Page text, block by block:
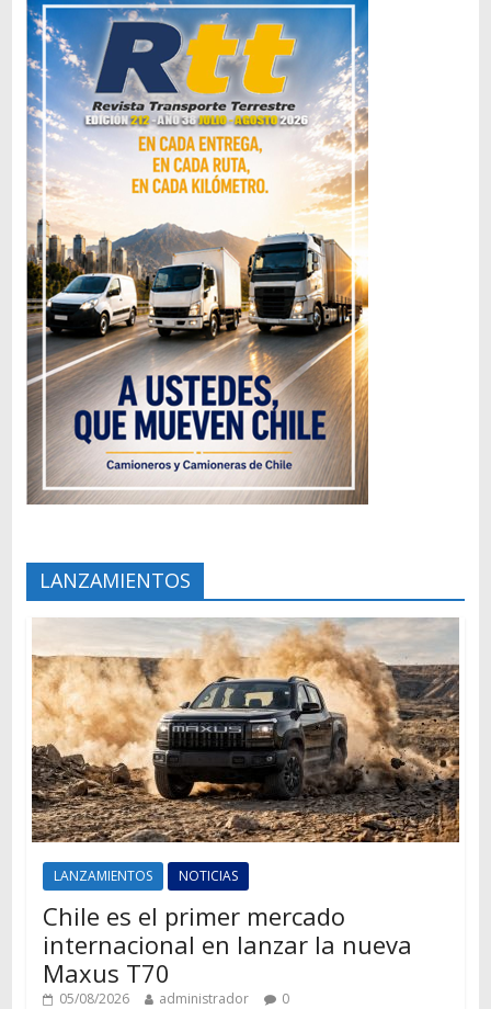
LANZAMIENTOS
LANZAMIENTOS NOTICIAS
Chile es el primer mercado
internacional en lanzar la nueva
Maxus T70
05/08/2026 administrador 0